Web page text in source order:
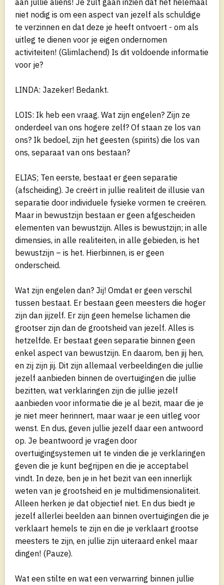
niet nodig is om een aspect van jezelf als schuldige
te verzinnen en dat deze je heeft ontvoert - om als
uitleg te dienen voor je eigen ondernomen
activiteiten! (Glimlachend) Is dit voldoende informatie
voor je?
LINDA: Jazeker! Bedankt.
LOIS: Ik heb een vraag. Wat zijn engelen? Zijn ze
onderdeel van ons hogere zelf? Of staan ze los van
ons? Ik bedoel, zijn het geesten (spirits) die los van
ons, separaat van ons bestaan?
ELIAS; Ten eerste, bestaat er geen separatie
(afscheiding). Je creërt in jullie realiteit de illusie van
separatie door individuele fysieke vormen te creëren.
Maar in bewustzijn bestaan er geen afgescheiden
elementen van bewustzijn. Alles is bewustzijn; in alle
dimensies, in alle realiteiten, in alle gebieden, is het
bewustzijn – is het. Hierbinnen, is er geen
onderscheid.
Wat zijn engelen dan? Jij! Omdat er geen verschil
tussen bestaat. Er bestaan geen meesters die hoger
zijn dan jijzelf. Er zijn geen hemelse lichamen die
grootser zijn dan de grootsheid van jezelf. Alles is
hetzelfde. Er bestaat geen separatie binnen geen
enkel aspect van bewustzijn. En daarom, ben jij hen,
en zij zijn jij. Dit zijn allemaal verbeeldingen die jullie
jezelf aanbieden binnen de overtuigingen die jullie
bezitten, wat verklaringen zijn die jullie jezelf
aanbieden voor informatie die je al bezit, maar die je
je niet meer herinnert, maar waar je een uitleg voor
wenst. En dus, geven jullie jezelf daar een antwoord
op. Je beantwoord je vragen door
overtuigingsystemen uit te vinden die je verklaringen
geven die je kunt begrijpen en die je acceptabel
vindt. In deze, ben je in het bezit van een innerlijk
weten van je grootsheid en je multidimensionaliteit.
Alleen herken je dat objectief niet. En dus biedt je
jezelf allerlei beelden aan binnen overtuigingen die je
verklaart hemels te zijn en die je verklaart grootse
meesters te zijn, en jullie zijn uiteraard enkel maar
dingen! (Pauze).
Wat een stilte en wat een verwarring binnen jullie